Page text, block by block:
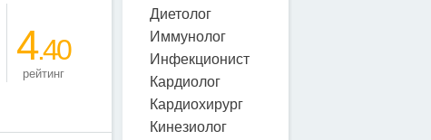
4.40
рейтинг
Диетолог
Иммунолог
Инфекционист
Кардиолог
Кардиохирург
Кинезиолог